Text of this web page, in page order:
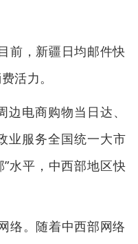
前，新疆日均邮件快
活力。
电商购物当日达、
业服务全国统一大市
水平，中西部地区快
络。随着中西部网络